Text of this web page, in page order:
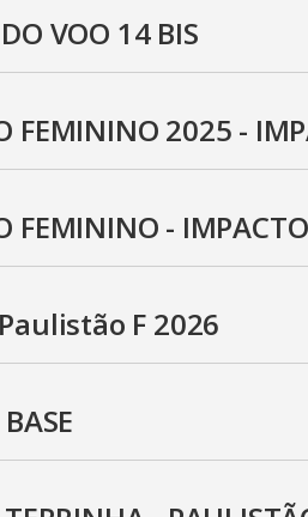
VOO 14 BIS
FEMININO 2025 -
FEMININO -
F 2026